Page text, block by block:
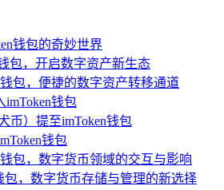
钱包的奇妙世界
包，开启数字资产新生态
包，便捷的数字资产转移通道
imToken钱包
币）提至imToken钱包
钱包
包，数字货币领域的交互与影响
包，数字货币存储与管理的新选择